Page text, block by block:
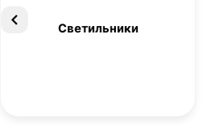
Светильники